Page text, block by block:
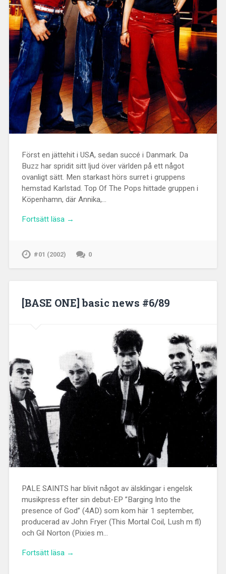
Först en jättehit i USA, sedan succé i Danmark. Da
Buzz har spridit sitt ljud över världen på ett något
ovanligt sätt. Men starkast hörs surret i gruppens
hemstad Karlstad. Top Of The Pops hittade gruppen i
Köpenhamn, där Annika,…
Fortsätt läsa →
#01 (2002) 0
[BASE ONE] basic news #6/89
PALE SAINTS har blivit något av älsklingar i engelsk
musikpress efter sin debut-EP ”Barging Into the
presence of God” (4AD) som kom här 1 september,
producerad av John Fryer (This Mortal Coil, Lush m fl)
och Gil Norton (Pixies m…
Fortsätt läsa →